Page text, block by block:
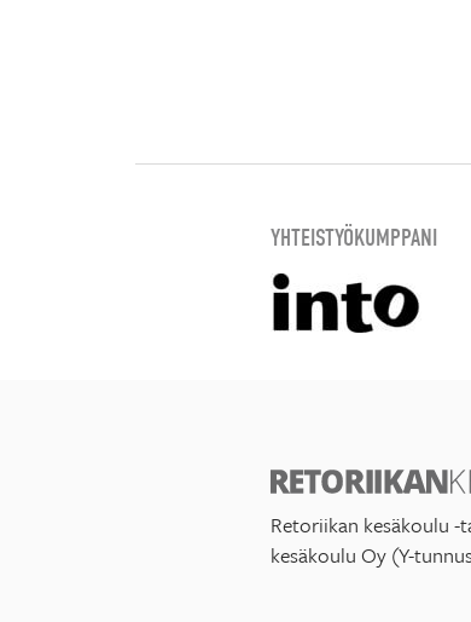
YHTEISTYÖKUMPPANI
Retoriikan kesäkoulu -
kesäkoulu Oy (Y-